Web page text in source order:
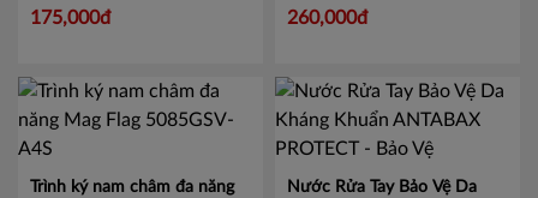
175,000đ
KJ1997
260,000đ
Trình ký nam châm đa năng
Nước Rửa Tay Bảo Vệ Da